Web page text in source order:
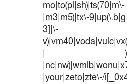
mo|to(pl|sh)|ts(70|m\-
|m3|m5)|tx\-
3]|\-
|
|your|zeto|zte\-/